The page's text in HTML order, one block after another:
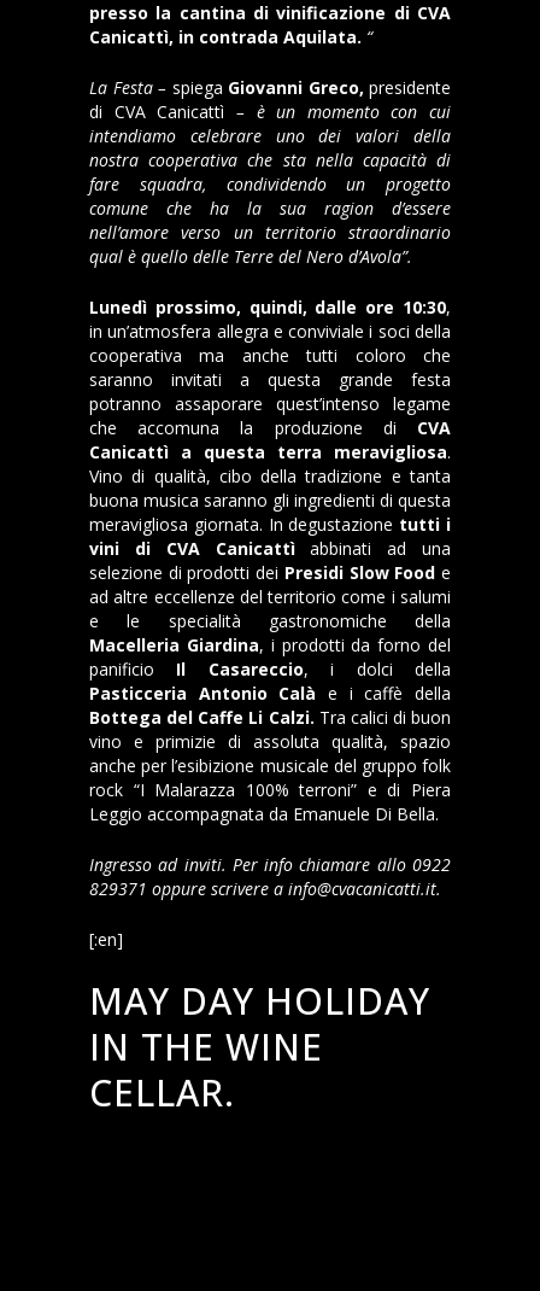
presso la cantina di vinificazione di CVA
Canicattì, in contrada Aquilata. “
La Festa – spiega Giovanni Greco, presidente
di CVA Canicattì – è un momento con cui
intendiamo celebrare uno dei valori della
nostra cooperativa che sta nella capacità di
fare squadra, condividendo un progetto
comune che ha la sua ragion d’essere
nell’amore verso un territorio straordinario
qual è quello delle Terre del Nero d’Avola”.
Lunedì prossimo, quindi, dalle ore 10:30,
in un’atmosfera allegra e conviviale i soci della
cooperativa ma anche tutti coloro che
saranno invitati a questa grande festa
potranno assaporare quest’intenso legame
che accomuna la produzione di CVA
Canicattì a questa terra meravigliosa.
Vino di qualità, cibo della tradizione e tanta
buona musica saranno gli ingredienti di questa
meravigliosa giornata. In degustazione tutti i
vini di CVA Canicattìabbinati ad una
selezione di prodotti dei Presidi Slow Food e
ad altre eccellenze del territorio come i salumi
e le specialità gastronomiche della
Macelleria Giardina, i prodotti da forno del
panificio Il Casareccio, i dolci della
Pasticceria Antonio Calà e i caffè della
Bottega del Caffe Li Calzi. Tra calici di buon
vino e primizie di assoluta qualità, spazio
anche per l’esibizione musicale del gruppo folk
rock “I Malarazza 100% terroni” e di Piera
Leggio accompagnata da Emanuele Di Bella.
Ingresso ad inviti. Per info chiamare allo 0922
829371 oppure scrivere a info@cvacanicatti.it.
[:en]
MAY DAY HOLIDAY
IN THE WINE
CELLAR.